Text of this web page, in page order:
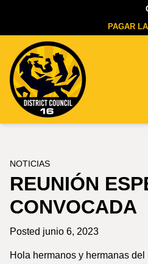
PAGAR
NOTICIAS
REUNIÓN
CONVOCADA
Posted junio 6, 2023
Hola hermanos y hermanas del